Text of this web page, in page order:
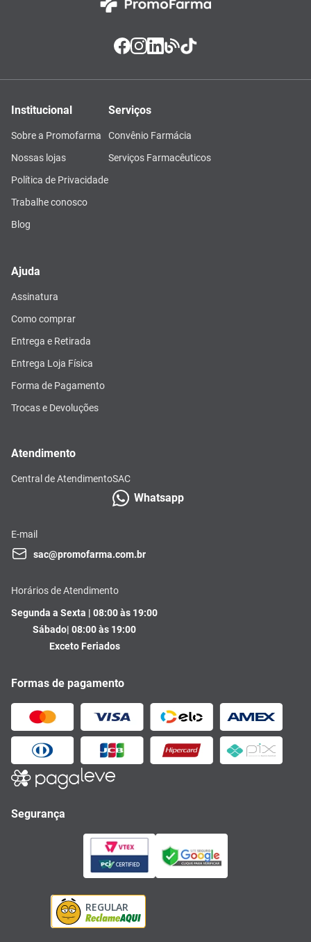
Institucional
Sobre a Promofarma
Nossas lojas
Política de Privacidade
Trabalhe conosco
Blog
Serviços
Convênio Farmácia
Serviços Farmacêuticos
Ajuda
Assinatura
Como comprar
Entrega e Retirada
Entrega Loja Física
Forma de Pagamento
Trocas e Devoluções
Atendimento
Central de AtendimentoSAC
Whatsapp
E-mail
sac@promofarma.com.br
Horários de Atendimento
Segunda a Sexta | 08:00 às 19:00
Sábado| 08:00 às 19:00
Exceto Feriados
Formas de pagamento
Segurança